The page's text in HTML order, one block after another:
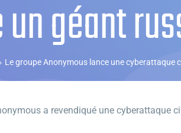
géant
› Le groupe Anonymous lance une cyberattaque
a revendiqué une cyberattaque